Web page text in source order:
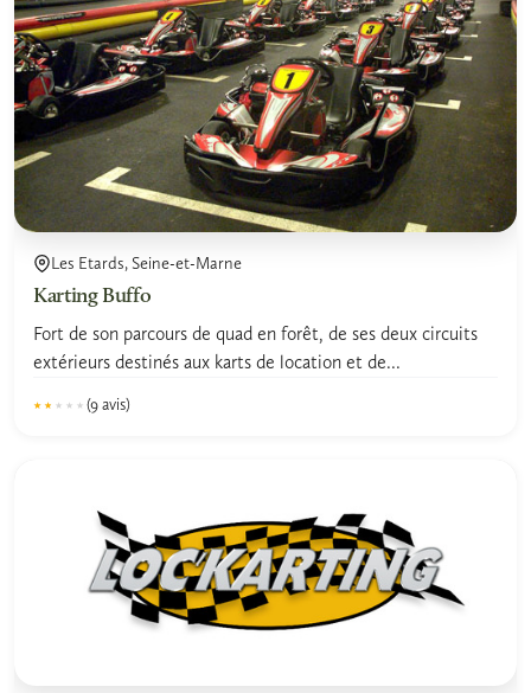
Les Etards, Seine-et-Marne
Karting Buffo
Fort de son parcours de quad en forêt, de ses deux circuits
extérieurs destinés aux karts de location et de...
★★★★★
★★★★★ (9 avis)